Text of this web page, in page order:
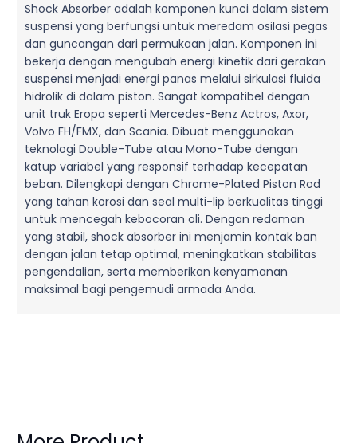
Shock Absorber adalah komponen kunci dalam sistem
suspensi yang berfungsi untuk meredam osilasi pegas
dan guncangan dari permukaan jalan. Komponen ini
bekerja dengan mengubah energi kinetik dari gerakan
suspensi menjadi energi panas melalui sirkulasi fluida
hidrolik di dalam piston. Sangat kompatibel dengan
unit truk Eropa seperti Mercedes-Benz Actros, Axor,
Volvo FH/FMX, dan Scania. Dibuat menggunakan
teknologi Double-Tube atau Mono-Tube dengan
katup variabel yang responsif terhadap kecepatan
beban. Dilengkapi dengan Chrome-Plated Piston Rod
yang tahan korosi dan seal multi-lip berkualitas tinggi
untuk mencegah kebocoran oli. Dengan redaman
yang stabil, shock absorber ini menjamin kontak ban
dengan jalan tetap optimal, meningkatkan stabilitas
pengendalian, serta memberikan kenyamanan
maksimal bagi pengemudi armada Anda.